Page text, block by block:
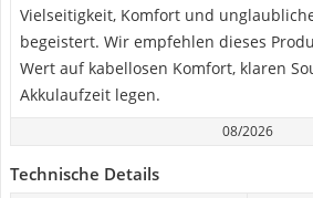
Vielseitigkeit, Komfort und
begeistert. Wir empfehlen dieses
Wert auf kabellosen Komfort, klaren
Akkulaufzeit legen.
08/2026
Technische Details